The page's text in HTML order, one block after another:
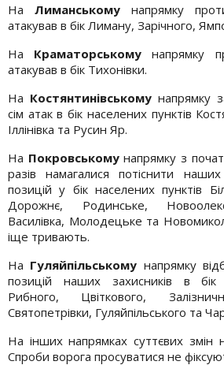
На Лиманському напрямку
атакував в бік Лиману, Зарічного,
На Краматорськомунапрямку
атакував в бік Тихонівки.
На Костянтинівському напрямку
сім атак в бік населених пунктів
Іллінівка та Русин Яр.
На Покровськомунапрямку з
разів намагалися потіснити
позицій у бік населених пунктів
Дорожнє, Родинське,
Василівка, Молодецьке та
іще тривають.
На Гуляйпільському напрямку
позицій наших захисників в
Рибного, Цвіткового,
Святопетрівки, Гуляйпільського та
На інших напрямках суттєвих змін
Спроби ворога просуватися не